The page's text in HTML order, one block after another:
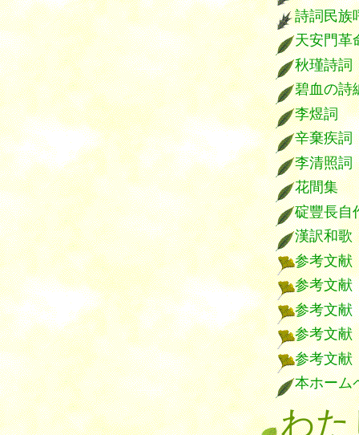
詩詞民族
天安門革
秋瑾詩詞
碧血の詩
李煜詞
辛棄疾詞
李清照詞
花間集
碇豐長自
漢訳和歌
参考文献
参考文献
参考文献
参考文献
参考文献
本ホーム
わ